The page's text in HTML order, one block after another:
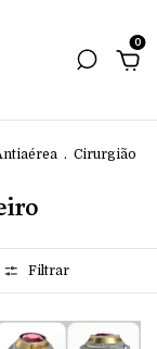
0
. Cirurgião
Filtrar